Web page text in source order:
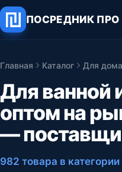
ПОСРЕДНИК ПРО
Главная Каталог Для дома
Для ванной
оптом на
—
982 товара в категории